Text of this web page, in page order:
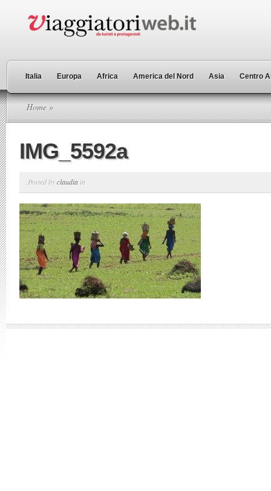
Italia Europa Africa America del Nord Asia Centro
Home »
IMG_5592a
Posted byclaudia in